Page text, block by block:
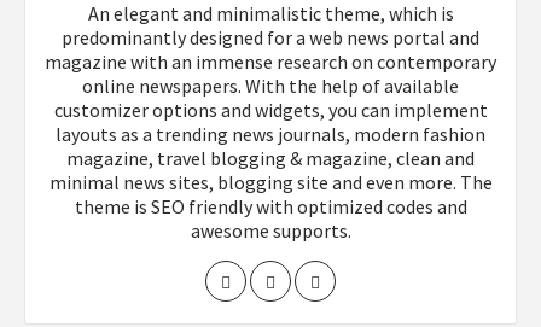
An elegant and minimalistic theme, which is
predominantly designed for a web news portal and
magazine with an immense research on contemporary
online newspapers. With the help of available
customizer options and widgets, you can implement
layouts as a trending news journals, modern fashion
magazine, travel blogging & magazine, clean and
minimal news sites, blogging site and even more. The
theme is SEO friendly with optimized codes and
awesome supports.